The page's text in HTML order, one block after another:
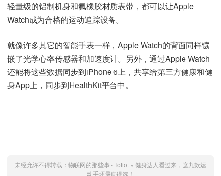
轻量级的铝制机身和氟橡胶材质表带，都可以让Apple
Watch成为合格的运动追踪设备。
就像许多其它的智能手表一样，Apple Watch的背面同样镶
嵌了光学心率传感器和加速度计。另外，通过Apple Watch
还能将这些数据同步到iPhone 6上，共享给第三方健康和健
身App上，同步到HealthKit平台中。
未经允许不得转载： 物联网的那些事 - Totiot » 健身达人看过来，这九款运
动手环最值得选！